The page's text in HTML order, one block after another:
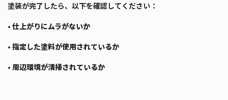
塗装が完了したら、以下を確認してください：
• 仕上がりにムラがないか
• 指定した塗料が使用されているか
• 周辺環境が清掃されているか